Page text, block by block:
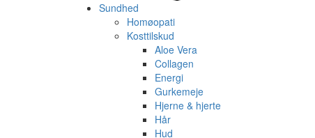
Sundhed
Homøopati
Kosttilskud
Aloe Vera
Collagen
Energi
Gurkemeje
Hjerne & hjerte
Hår
Hud